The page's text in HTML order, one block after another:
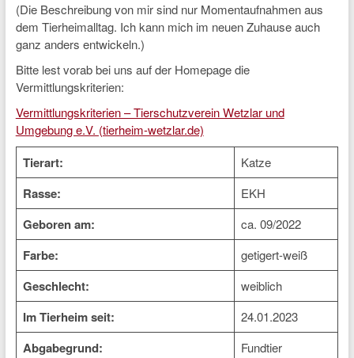
(Die Beschreibung von mir sind nur Momentaufnahmen aus
dem Tierheimalltag. Ich kann mich im neuen Zuhause auch
ganz anders entwickeln.)
Bitte lest vorab bei uns auf der Homepage die
Vermittlungskriterien:
Vermittlungskriterien – Tierschutzverein Wetzlar und
Umgebung e.V. (tierheim-wetzlar.de)
Tierart: Katze
Rasse: EKH
Geboren am: ca. 09/2022
Farbe: getigert-weiß
Geschlecht: weiblich
Im Tierheim seit: 24.01.2023
Abgabegrund: Fundtier